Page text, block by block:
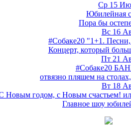
Ср 15
Юбилейная
Пора бы
Вс 16
#Собаке20 "1+1.
Концерт, который
Пт 21
#Собаке20
отвязно пляшем на
Вт 18
Новым годом, с Новым счастьем!
Главное шоу